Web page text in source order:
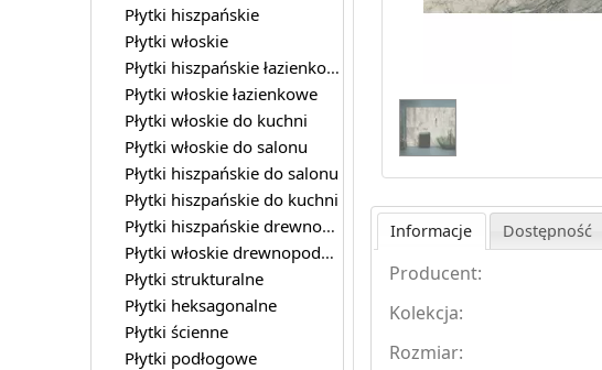
Informacje Dostępność
Producent:
Kolekcja:
Rozmiar:
Płytki hiszpańskie
Płytki włoskie
Płytki hiszpańskie łazienkowe
Płytki włoskie łazienkowe
Płytki włoskie do kuchni
Płytki włoskie do salonu
Płytki hiszpańskie do salonu
Płytki hiszpańskie do kuchni
Płytki hiszpańskie drewnopodobne
Płytki włoskie drewnopodobne
Płytki strukturalne
Płytki heksagonalne
Płytki ścienne
Płytki podłogowe